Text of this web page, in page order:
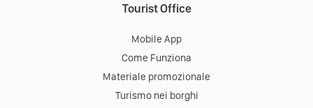
Tourist Office
Mobile App
Come Funziona
Materiale promozionale
Turismo nei borghi